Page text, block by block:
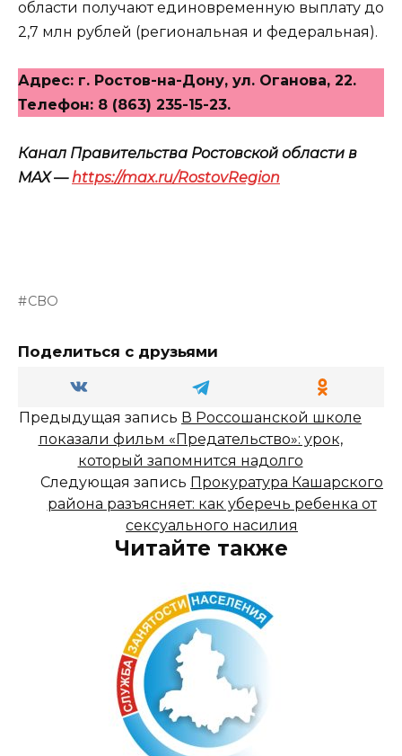
области получают единовременную выплату до
2,7 млн рублей (региональная и федеральная).
Адрес: г. Ростов-на-Дону, ул. Оганова, 22.
Телефон: 8 (863) 235-15-23.
Канал Правительства Ростовской области в
МАХ —https://max.ru/RostovRegion
СВО
Поделиться с друзьями
Предыдущая запись В Россошанской школе
показали фильм «Предательство»: урок,
который запомнится надолго
Следующая запись Прокуратура Кашарского
района разъясняет: как уберечь ребенка от
сексуального насилия
Читайте также